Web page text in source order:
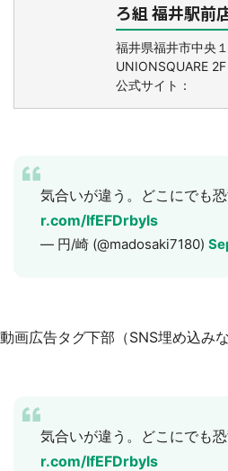
都道府選
ろ組 福井駅前
福井県福井市中央
UNIONSQUARE 2F
公式サイト：
気合いが違う。どこにでも
r.com/IfEFDrbyls
— 円/崎 (@madosaki7180)
動画広告タグ下部（SNS埋め込み
気合いが違う。どこにでも
r.com/IfEFDrbyls